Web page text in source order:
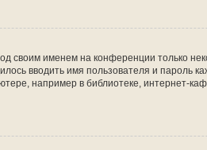
своим именем на конференции только
вводить имя пользователя и пароль
например в библиотеке, интернет-